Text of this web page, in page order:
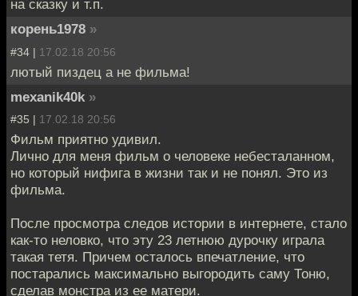
на сказку и т.п.
корень1978 »
#34 | 17.02.18 20:56
лютый пиздец а не фильма!
mexanik40k »
#35 | 17.02.18 20:56
Фильм приятно удивил.
Лично для меня фильм о человеке небесталанном,
но который нифига в жизни так и не понял. Это из
фильма.
После просмотра следов истории в интернете, стало
как-то неловко, что эту 23 летнюю дурочку играла
такая тетя. Причем осталось впечатление, что
постарались максимально выгородить саму Тоню,
сделав монстра из ее матери.